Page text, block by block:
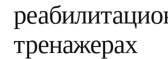
тренажерах